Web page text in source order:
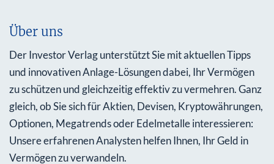
Über uns
Der Investor Verlag unterstützt Sie mit aktuellen Tipps
und innovativen Anlage-Lösungen dabei, Ihr Vermögen
zu schützen und gleichzeitig effektiv zu vermehren. Ganz
gleich, ob Sie sich für Aktien, Devisen, Kryptowährungen,
Optionen, Megatrends oder Edelmetalle interessieren:
Unsere erfahrenen Analysten helfen Ihnen, Ihr Geld in
Vermögen zu verwandeln.